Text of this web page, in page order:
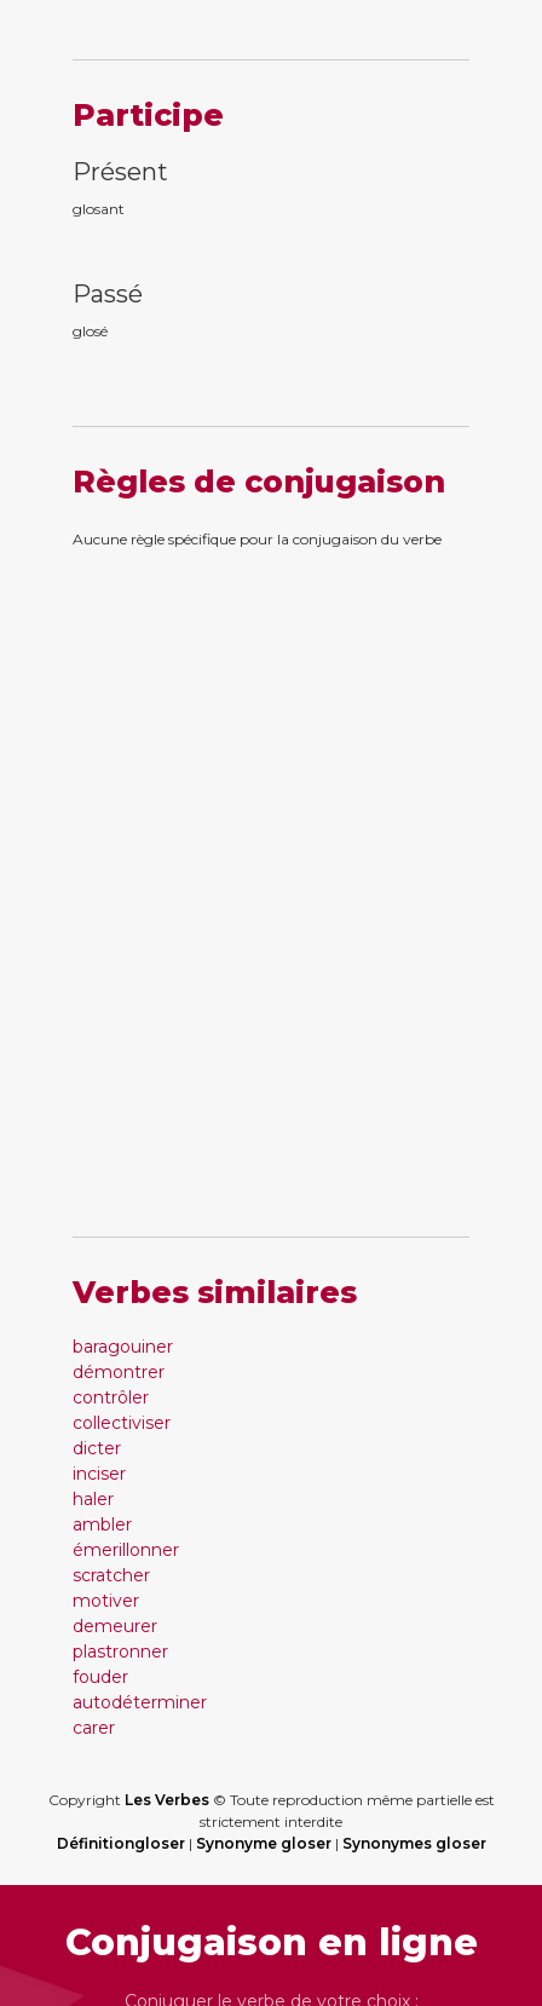
Participe
Présent
glosant
Passé
glosé
Règles de conjugaison
Aucune règle spécifique pour la conjugaison du verbe
Verbes similaires
baragouiner
démontrer
contrôler
collectiviser
dicter
inciser
haler
ambler
émerillonner
scratcher
motiver
demeurer
plastronner
fouder
autodéterminer
carer
Copyright Les Verbes© Toute reproduction même partielle est
strictement interdite
Définitiongloser| Synonyme gloser| Synonymes gloser
Conjugaison en ligne
Conjuguer le verbe de votre choix :